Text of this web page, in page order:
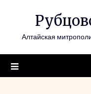
Алтайская